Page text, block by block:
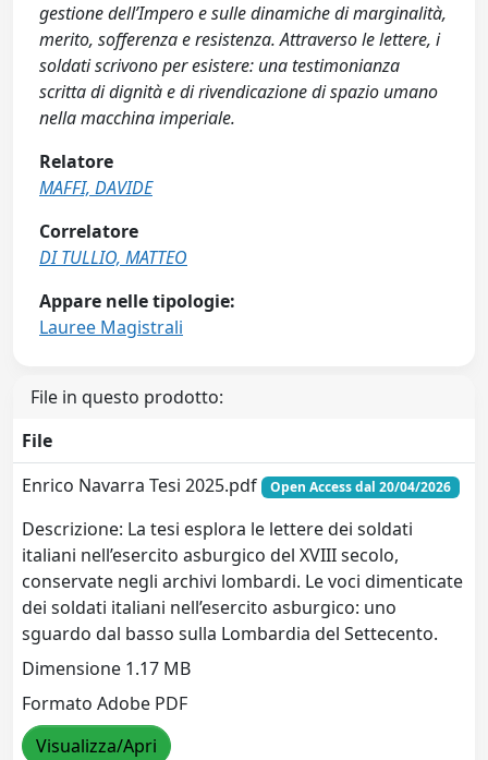
gestione dell’Impero e sulle dinamiche di marginalità,
merito, sofferenza e resistenza. Attraverso le lettere, i
soldati scrivono per esistere: una testimonianza
scritta di dignità e di rivendicazione di spazio umano
nella macchina imperiale.
Relatore
MAFFI, DAVIDE
Correlatore
DI TULLIO, MATTEO
Appare nelle tipologie:
Lauree Magistrali
File in questo prodotto:
File
Enrico Navarra Tesi 2025.pdf
Open Access dal 20/04/2026
Descrizione: La tesi esplora le lettere dei soldati
italiani nell’esercito asburgico del XVIII secolo,
conservate negli archivi lombardi. Le voci dimenticate
dei soldati italiani nell’esercito asburgico: uno
sguardo dal basso sulla Lombardia del Settecento.
Dimensione 1.17 MB
Formato Adobe PDF
Visualizza/Apri